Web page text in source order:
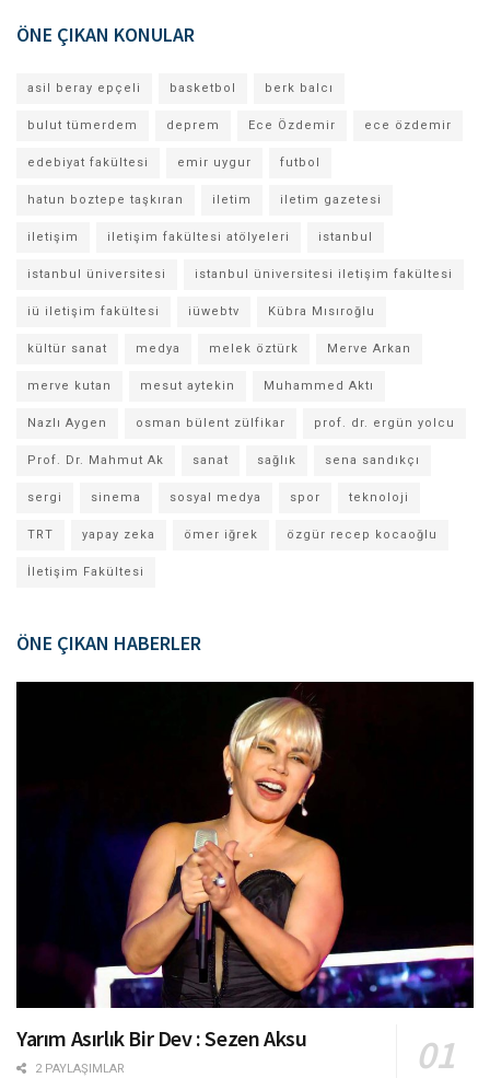
ÖNE ÇIKAN KONULAR
asil beray epçeli basketbol berk balcı
bulut tümerdem deprem Ece Özdemir ece özdemir
edebiyat fakültesi emir uygur futbol
hatun boztepe taşkıran iletim iletim gazetesi
iletişim iletişim fakültesi atölyeleri istanbul
istanbul üniversitesi istanbul üniversitesi iletişim fakültesi
iü iletişim fakültesi iüwebtv Kübra Mısıroğlu
kültür sanat medya melek öztürk Merve Arkan
merve kutan mesut aytekin Muhammed Aktı
Nazlı Aygen osman bülent zülfikar prof. dr. ergün yolcu
Prof. Dr. Mahmut Ak sanat sağlık sena sandıkçı
sergi sinema sosyal medya spor teknoloji
TRT yapay zeka ömer iğrek özgür recep kocaoğlu
İletişim Fakültesi
ÖNE ÇIKAN HABERLER
Yarım Asırlık Bir Dev : Sezen Aksu
2 PAYLAŞIMLAR